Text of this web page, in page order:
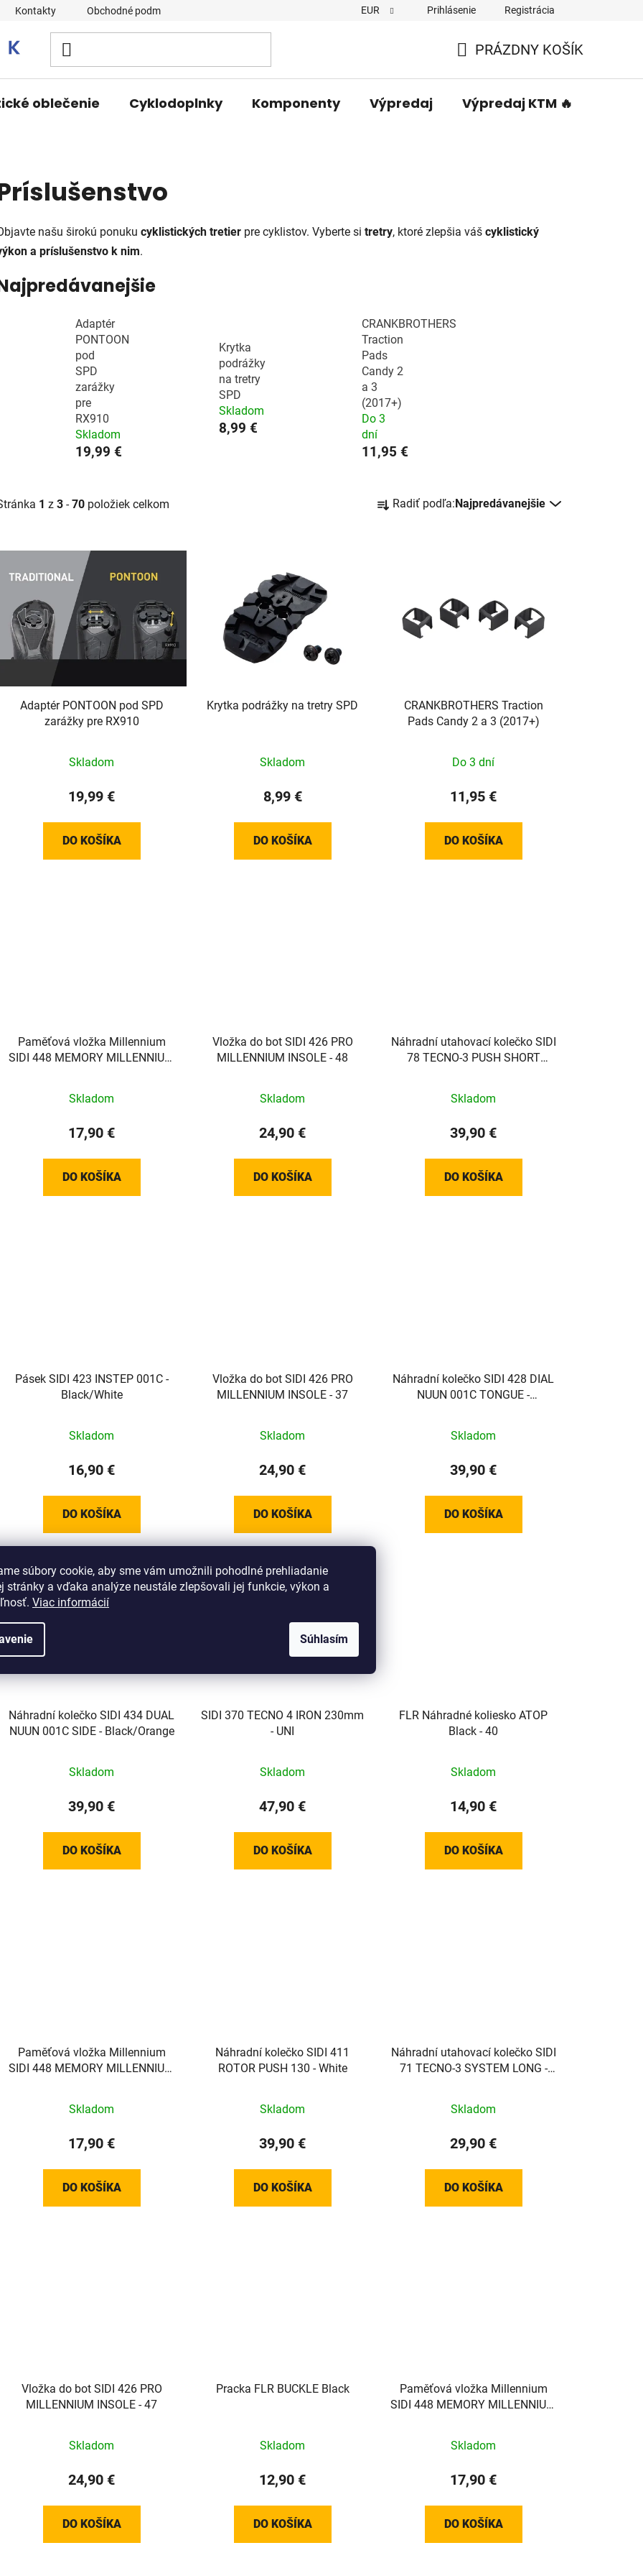
súbory cookie, aby sme vám umožnili pohodlné prehliadanie
stránky a vďaka analýze neustále zlepšovali jej funkcie, výkon a
Viac informácií
Súhlasím
Kontakty Obchodné podmienky EUR Prihlásenie Registrácia
KOŠÍK
PRÁZDNY KOŠÍK
oblečenie Cyklodoplnky Komponenty Výpredaj Výpredaj KTM 🔥
našu širokú ponuku cyklistických tretier pre cyklistov. Vyberte si tretry, ktoré zlepšia váš cyklistický
a príslušenstvo k nim.
Adaptér
PONTOON
pod
SPD
zarážky
pre
RX910
Skladom
19,99 €
Krytka
podrážky
na tretry
SPD
Skladom
8,99 €
CRANKBROTHERS
Traction
Pads
Candy 2
a 3
(2017+)
Do 3
dní
11,95 €
1 z 3 -70 položiek celkom a Radiť podľa: Najpredávanejšie
Adaptér PONTOON pod SPD
zarážky pre RX910
Skladom
19,99 €
DO KOŠÍKA
Krytka podrážky na tretry SPD
Skladom
8,99 €
DO KOŠÍKA
CRANKBROTHERS Traction
Pads Candy 2 a 3 (2017+)
Do 3 dní
11,95 €
DO KOŠÍKA
Paměťová vložka Millennium
SIDI 448 MEMORY MILLENNIUM
Skladom
17,90 €
DO KOŠÍKA
Vložka do bot SIDI 426 PRO
MILLENNIUM INSOLE - 48
Skladom
24,90 €
DO KOŠÍKA
Náhradní utahovací kolečko SIDI
78 TECNO-3 PUSH SHORT
Skladom
39,90 €
DO KOŠÍKA
Pásek SIDI 423 INSTEP 001C -
Black/White
Skladom
16,90 €
DO KOŠÍKA
Vložka do bot SIDI 426 PRO
MILLENNIUM INSOLE - 37
Skladom
24,90 €
DO KOŠÍKA
Náhradní kolečko SIDI 428 DIAL
NUUN 001C TONGUE -
Skladom
39,90 €
DO KOŠÍKA
Náhradní kolečko SIDI 434 DUAL
NUUN 001C SIDE - Black/Orange
Skladom
39,90 €
DO KOŠÍKA
SIDI 370 TECNO 4 IRON 230mm
- UNI
Skladom
47,90 €
DO KOŠÍKA
FLR Náhradné koliesko ATOP
Black - 40
Skladom
14,90 €
DO KOŠÍKA
Paměťová vložka Millennium
SIDI 448 MEMORY MILLENNIUM
Skladom
17,90 €
DO KOŠÍKA
Náhradní kolečko SIDI 411
ROTOR PUSH 130 - White
Skladom
39,90 €
DO KOŠÍKA
Náhradní utahovací kolečko SIDI
71 TECNO-3 SYSTEM LONG -
Skladom
29,90 €
DO KOŠÍKA
Vložka do bot SIDI 426 PRO
MILLENNIUM INSOLE - 47
Skladom
24,90 €
DO KOŠÍKA
Pracka FLR BUCKLE Black
Skladom
12,90 €
DO KOŠÍKA
Paměťová vložka Millennium
SIDI 448 MEMORY MILLENNIUM
Skladom
17,90 €
DO KOŠÍKA